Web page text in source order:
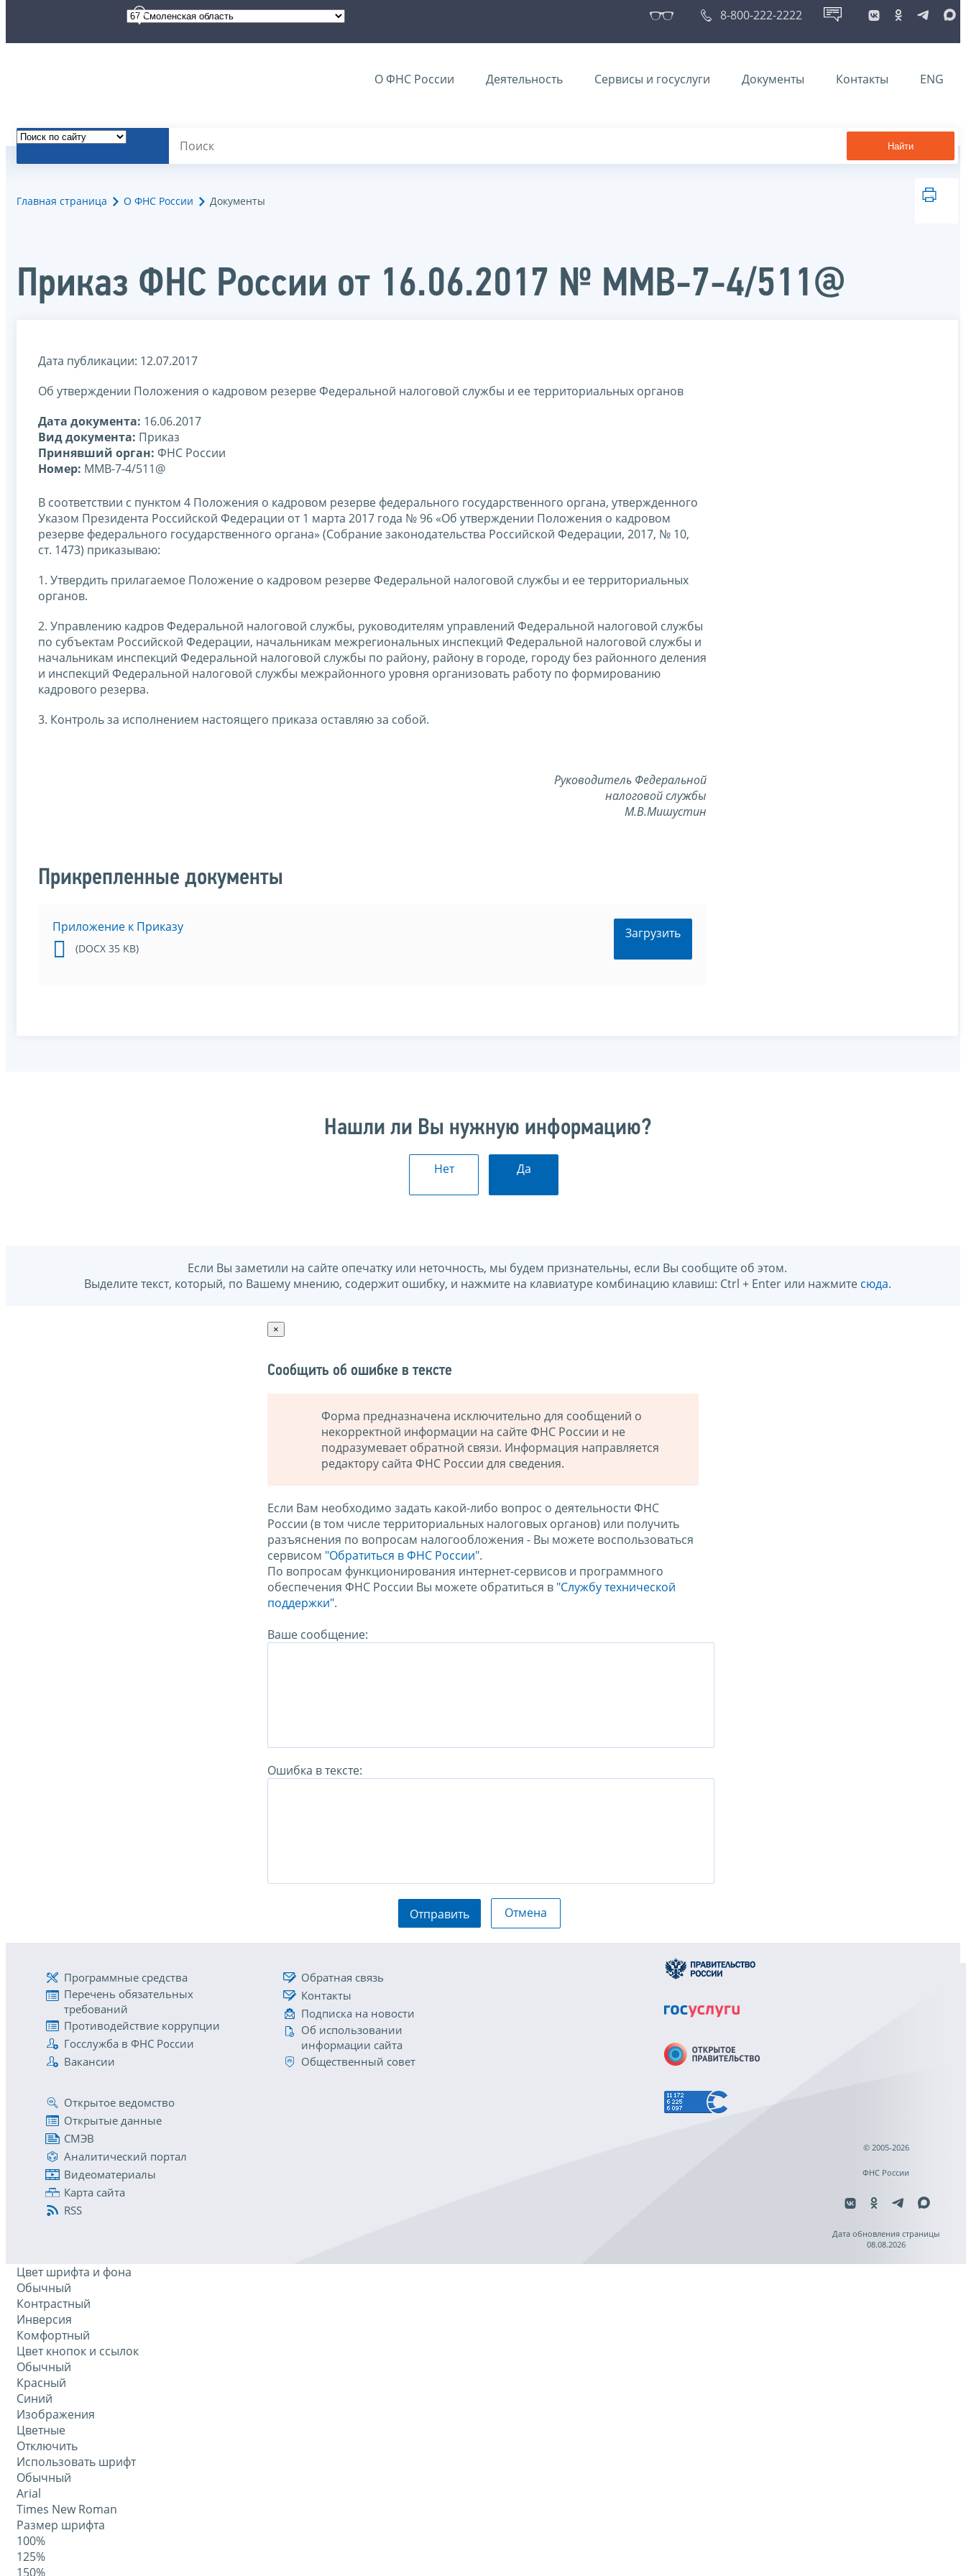
8-800-222-2222
О ФНС России Деятельность Сервисы и госуслуги Документы Контакты ENG
Найти
Главная страница О ФНС России Документы
Приказ ФНС России от 16.06.2017 № ММВ-7-4/511@
Дата публикации: 12.07.2017
Об утверждении Положения о кадровом резерве Федеральной налоговой службы и ее территориальных органов
Дата документа: 16.06.2017
Вид документа: Приказ
Принявший орган: ФНС России
Номер: ММВ-7-4/511@
В соответствии с пунктом 4 Положения о кадровом резерве федерального государственного органа, утвержденного
Указом Президента Российской Федерации от 1 марта 2017 года № 96 «Об утверждении Положения о кадровом
резерве федерального государственного органа» (Собрание законодательства Российской Федерации, 2017, № 10,
ст. 1473) приказываю:
1. Утвердить прилагаемое Положение о кадровом резерве Федеральной налоговой службы и ее территориальных
органов.
2. Управлению кадров Федеральной налоговой службы, руководителям управлений Федеральной налоговой службы
по субъектам Российской Федерации, начальникам межрегиональных инспекций Федеральной налоговой службы и
начальникам инспекций Федеральной налоговой службы по району, району в городе, городу без районного деления
и инспекций Федеральной налоговой службы межрайонного уровня организовать работу по формированию
кадрового резерва.
3. Контроль за исполнением настоящего приказа оставляю за собой.
Руководитель Федеральной
налоговой службы
М.В.Мишустин
Прикрепленные документы
Приложение к Приказу
(DOCX 35 KB)
Загрузить
Нашли ли Вы нужную информацию?
Нет Да
Если Вы заметили на сайте опечатку или неточность, мы будем признательны, если Вы сообщите об этом.
Выделите текст, который, по Вашему мнению, содержит ошибку, и нажмите на клавиатуре комбинацию клавиш: Ctrl + Enter или нажмите сюда.
×
Сообщить об ошибке в тексте
Форма предназначена исключительно для сообщений о
некорректной информации на сайте ФНС России и не
подразумевает обратной связи. Информация направляется
редактору сайта ФНС России для сведения.
Если Вам необходимо задать какой-либо вопрос о деятельности ФНС
России (в том числе территориальных налоговых органов) или получить
разъяснения по вопросам налогообложения - Вы можете воспользоваться
сервисом "Обратиться в ФНС России".
По вопросам функционирования интернет-сервисов и программного
обеспечения ФНС России Вы можете обратиться в "Службу технической
поддержки".
Ваше сообщение:
Ошибка в тексте:
Отправить Отмена
Программные средства
Перечень обязательных
требований
Противодействие коррупции
Госслужба в ФНС России
Вакансии
Обратная связь
Контакты
Подписка на новости
Об использовании
информации сайта
Общественный совет
Открытое ведомство
Открытые данные
СМЭВ
Аналитический портал
Видеоматериалы
Карта сайта
RSS
© 2005-2026
ФНС России
Дата обновления страницы
08.08.2026
Цвет шрифта и фона
Обычный
Контрастный
Инверсия
Комфортный
Цвет кнопок и ссылок
Обычный
Красный
Синий
Изображения
Цветные
Отключить
Использовать шрифт
Обычный
Arial
Times New Roman
Размер шрифта
100%
125%
150%